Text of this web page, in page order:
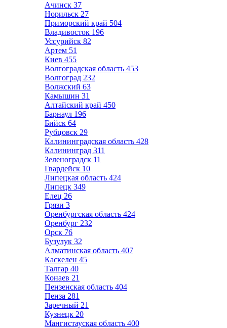
Ачинск 37
Норильск 27
Приморский край 504
Владивосток 196
Уссурийск 82
Артем 51
Киев 455
Волгоградская область 453
Волгоград 232
Волжский 63
Камышин 31
Алтайский край 450
Барнаул 196
Бийск 64
Рубцовск 29
Калининградская область 428
Калининград 311
Зеленоградск 11
Гвардейск 10
Липецкая область 424
Липецк 349
Елец 26
Грязи 3
Оренбургская область 424
Оренбург 232
Орск 76
Бузулук 32
Алматинская область 407
Каскелен 45
Талгар 40
Конаев 21
Пензенская область 404
Пенза 281
Заречный 21
Кузнецк 20
Мангистауская область 400